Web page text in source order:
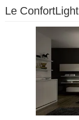
Le ConfortLight